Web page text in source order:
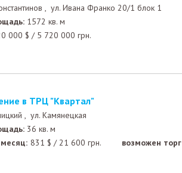
, ул. Ивана Франко 20/1 блок 1
1572 кв. м
000 $ / 5 720 000 грн.
в ТРЦ "Квартал"
, ул. Камянецкая
36 кв. м
831 $ /21 600 грн. возможен торг